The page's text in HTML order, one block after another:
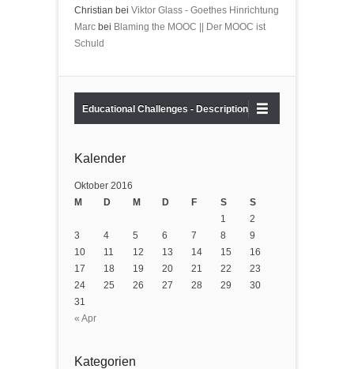
Christian bei Viktor Glass - Goethes Hinrichtung
Marc bei Blaming the MOOC || Der MOOC ist
Schuld
Educational Challenges - Description
Kalender
Oktober 2016
M
D M D F S S
« Apr
1
2
3
4 5 6 7 8
9
10
11 12 13 14 15
16
17
18 19 20 21 22
23
24
25 26 27 28 29
30
31
Kategorien